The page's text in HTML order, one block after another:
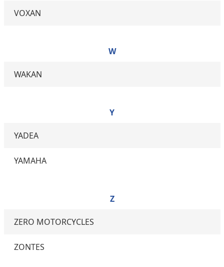
VOXAN
W
WAKAN
Y
YADEA
YAMAHA
Z
ZERO MOTORCYCLES
ZONTES